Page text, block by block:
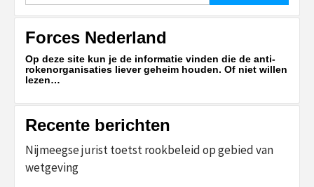
Forces Nederland
Op deze site kun je de informatie vinden die de anti-
rokenorganisaties liever geheim houden. Of niet willen
lezen…
Recente berichten
Nijmeegse jurist toetst rookbeleid op gebied van
wetgeving